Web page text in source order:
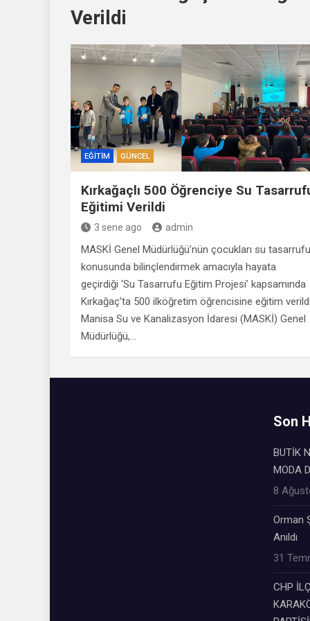
Verildi
EĞITIM GÜNCEL
Kırkağaçlı 500 Öğrenciye Su
Eğitimi Verildi
3 sene ago admin
MASKİ Genel Müdürlüğü’nün çocukları su tasarrufu
konusunda bilinçlendirmek amacıyla hayata
geçirdiği ‘Su Tasarrufu Eğitim Projesi’ kapsamında
Kırkağaç’ta 500 ilköğretim öğrencisine eğitim
Manisa Su ve Kanalizasyon İdaresi (MASKİ) Genel
Müdürlüğü,…
Son
BUTİK
MODA
8
Orman
Anıldı
31
CHP